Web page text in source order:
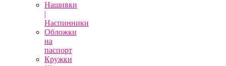
Нашивки
|
Наспинники
Обложки
на
паспорт
Кружки